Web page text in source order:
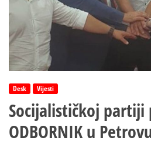
Desk Vijesti
Socijalističkoj
ODBORNIK u